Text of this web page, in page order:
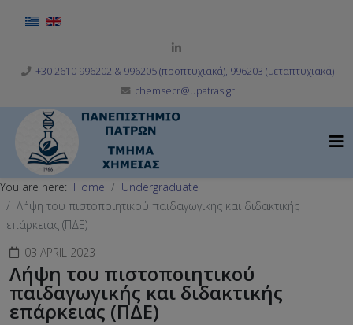
Select your language
+30 2610 996202 & 996205 (προπτυχιακά), 996203 (μεταπτυχιακά)
chemsecr@upatras.gr
You are here: Home
Undergraduate
Λήψη του πιστοποιητικού παιδαγωγικής και διδακτικής
επάρκειας (ΠΔΕ)
03 APRIL 2023
Λήψη του πιστοποιητικού
παιδαγωγικής και διδακτικής
επάρκειας (ΠΔΕ)